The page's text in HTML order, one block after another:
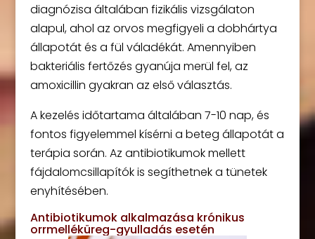
diagnózisa általában fizikális vizsgálaton
alapul, ahol az orvos megfigyeli a dobhártya
állapotát és a fül váladékát. Amennyiben
bakteriális fertőzés gyanúja merül fel, az
amoxicillin gyakran az első választás.
A kezelés időtartama általában 7-10 nap, és
fontos figyelemmel kísérni a beteg állapotát a
terápia során. Az antibiotikumok mellett
fájdalomcsillapítók is segíthetnek a tünetek
enyhítésében.
Antibiotikumok alkalmazása krónikus
orrmelléküreg-gyulladás esetén